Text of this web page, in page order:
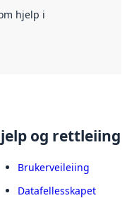
hjelp i
og rettleiing
Brukerveileiing
Datafellesskapet